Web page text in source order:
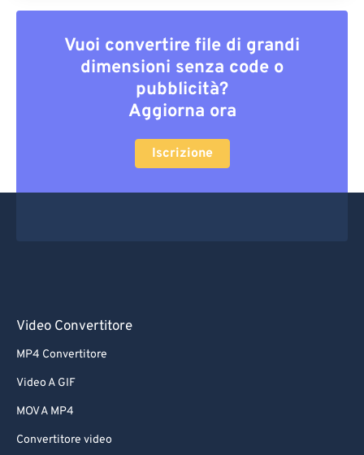
Vuoi convertire file di grandi
dimensioni senza code o
pubblicità?
Aggiorna ora
Iscrizione
Video Convertitore
MP4 Convertitore
Video A GIF
MOV A MP4
Convertitore video